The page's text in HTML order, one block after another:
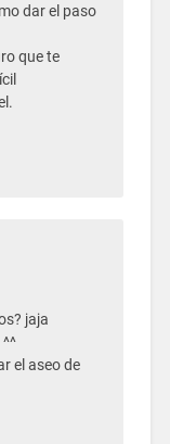
dar el paso
que te
jaja
el aseo de